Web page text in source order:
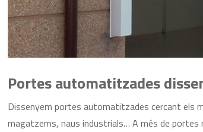
Portes automatitzades
Dissenyem portes automatitzades cercant els
magatzems, naus industrials… A més de portes